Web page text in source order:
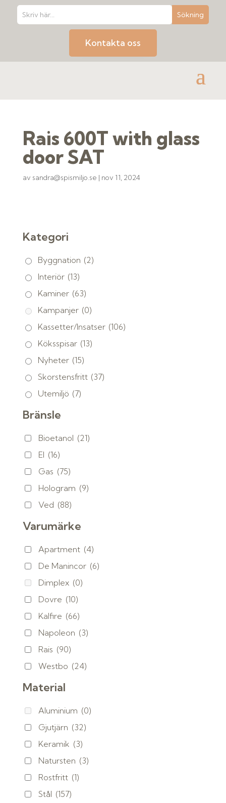
Kontakta oss
Rais 600T with glass
door SAT
av sandra@spismiljo.se | nov 11, 2024
Kategori
Byggnation (2)
Interiör (13)
Kaminer (63)
Kampanjer (0)
Kassetter/Insatser (106)
Köksspisar (13)
Nyheter (15)
Skorstensfritt (37)
Utemiljö (7)
Bränsle
Bioetanol (21)
El (16)
Gas (75)
Hologram (9)
Ved (88)
Varumärke
Apartment (4)
De Manincor (6)
Dimplex (0)
Dovre (10)
Kalfire (66)
Napoleon (3)
Rais (90)
Westbo (24)
Material
Aluminium (0)
Gjutjärn (32)
Keramik (3)
Natursten (3)
Rostfritt (1)
Stål (157)